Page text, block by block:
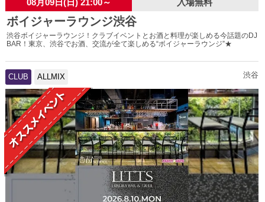
ボイジャーラウンジ渋谷
渋谷ボイジャーラウンジ！クラブイベントとお酒と料理が楽しめる今話題のDJ
BAR！東京、渋谷でお酒、交流が全て楽しめる“ボイジャーラウンジ”★
CLUB ALLMIX 渋谷